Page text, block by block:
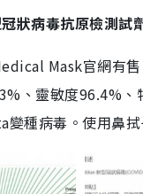
狀病毒抗原檢測試
Mask官網有
、靈敏度96.4%
種病毒。使用鼻拭